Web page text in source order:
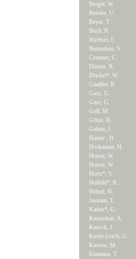
Berger, W.
Beseler, U.
Beyer, T.
Buch, R.
Büchsel, E.
Butnoriute, S.
Craemer, C.
Dörner, R.
Drichel*, W.
Gänßler, K.
Gass, G.
Gass, G.
Goll, M.
Götze, H.
Gubitz, J.
Hamer , H.
Heckmann, H.
Heiner, W.
Heiner, W.
Herre*, V.
Holfeld*, K.
Hölzel, H.
Jastram, T.
Kaden*, G.
Kasauskas, A.
Kausch, J.
Kiefer-Lerch, G.
Kiesow, M.
Klamann, T.